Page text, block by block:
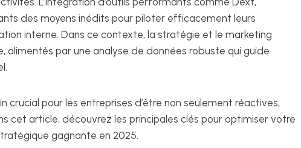
des moyens inédits pour piloter efficacement leurs
interne. Dans ce contexte, la stratégie et le marketing
alimentés par une analyse de données robuste qui guide
crucial pour les entreprises d’être non seulement réactives,
cet article, découvrez les principales clés pour optimiser votre
gagnante en 2025.